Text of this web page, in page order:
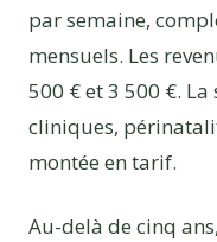
par semaine,
mensuels. Les
500 € et 3 500 €.
cliniques,
montée en tarif.
Au-delà de cinq